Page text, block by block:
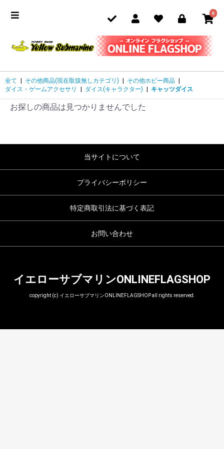
0
全て その他商品(現在取扱無しカテゴリ) その他ホビー商品
ダイス・ゲームアクセサリ
ダイス(キャラクター) キャッツダイス
お探しの商品は見つかりませんでした
当サイトについて
プライバシーポリシー
特定商取引法に基づく表記
お問い合わせ
イエローサブマリンONLINEFLAGSHOP
copyright (c) イエローサブマリンONLINEFLAGSHOP all rights reserved.